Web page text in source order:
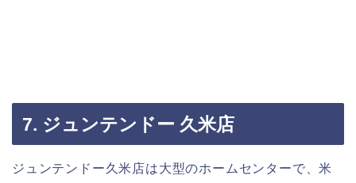
7. ジュンテンドー 久米店
ジュンテンドー久米店は大型のホームセンターで、米